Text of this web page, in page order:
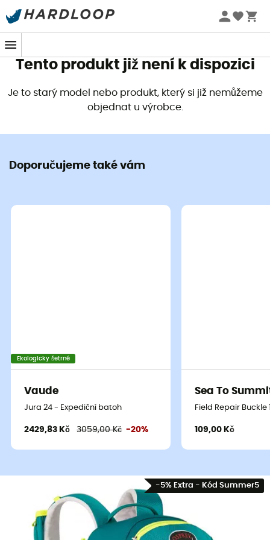
Letní akce 🔥 -5 % EXTRA při nákupu 2 produktů* s kódem
Tento produkt již není k dispozici
Je to starý model nebo produkt, který si již nemůžeme
objednat u výrobce.
Doporučujeme také vám
Ekologicky šetrné
Vaude
Jura 24 - Expediční batoh
2429,83 Kč 3059,00 Kč -20%
Sea To
Field Repair Buckle
109,00 Kč
-5% Extra - Kód Summer5